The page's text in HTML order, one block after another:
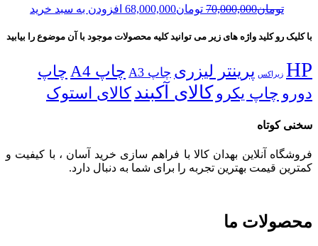
تومان70,000,000
Original
تومان70,000,000.
تومان68,000,000
Current
is:
تومان68,000,000.
افزودن به سبد خرید
با کلیک رو کلید واژه های زیر می توانید کلیه محصولات موجود با آن موضوع را بیابید
HP زیراکس پرینتر لیزری چاپ A3 چاپ A4
چاپ
دورو چاپ یکرو کالای آکبند کالای استوک
سخنی کوتاه
فروشگاه آنلاین بهدان کالا با فراهم سازی خرید آسان ، با کیفیت و
کمترین قیمت بهترین تجربه را برای شما به دنبال دارد.
محصولات ما